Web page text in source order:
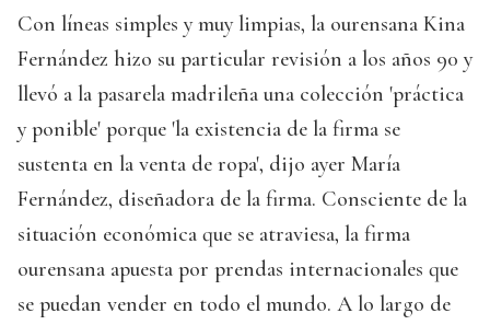
Con líneas simples y muy limpias, la ourensana Kina
Fernández hizo su particular revisión a los años 90 y
llevó a la pasarela madrileña una colección 'práctica
y ponible' porque 'la existencia de la firma se
sustenta en la venta de ropa', dijo ayer María
Fernández, diseñadora de la firma. Consciente de la
situación económica que se atraviesa, la firma
ourensana apuesta por prendas internacionales que
se puedan vender en todo el mundo. A lo largo de